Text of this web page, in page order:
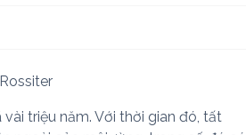
triệu năm. Với thời gian đó, tất